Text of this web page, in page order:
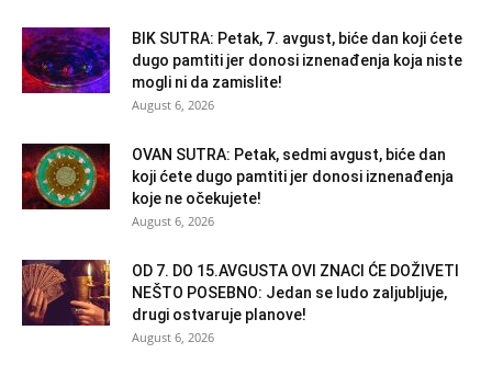
BIK SUTRA: Petak, 7. avgust, biće dan koji ćete
dugo pamtiti jer donosi iznenađenja koja niste
mogli ni da zamislite!
August 6, 2026
OVAN SUTRA: Petak, sedmi avgust, biće dan
koji ćete dugo pamtiti jer donosi iznenađenja
koje ne očekujete!
August 6, 2026
OD 7. DO 15.AVGUSTA OVI ZNACI ĆE DOŽIVETI
NEŠTO POSEBNO: Jedan se ludo zaljubljuje,
drugi ostvaruje planove!
August 6, 2026